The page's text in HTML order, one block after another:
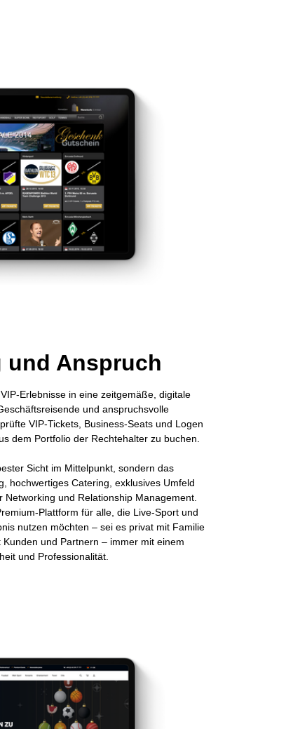
Anspruch
Erlebnisse in eine zeitgemäße, digitale
und anspruchsvolle
VIP-Tickets, Business-Seats und Logen
dem Portfolio der Rechtehalter zu buchen.
Sicht im Mittelpunkt, sondern das
hochwertiges Catering, exklusives Umfeld
und Relationship Management.
Plattform für alle, die Live-Sport und
nutzen möchten – sei es privat mit Familie
und Partnern – immer mit einem
und Professionalität.